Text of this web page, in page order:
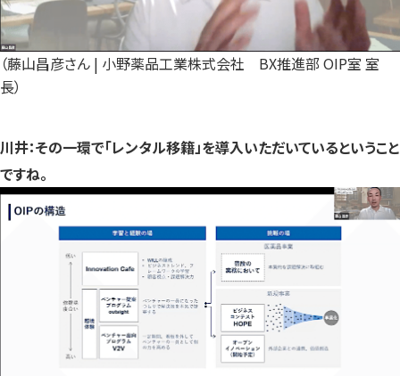
（藤山昌彦さん | 小野薬品工業株式会社 BX推進部 OIP室 室
長）
川井：その一環で「レンタル移籍」を導入いただいているということ
ですね。